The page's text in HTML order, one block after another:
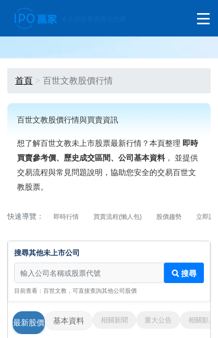
首頁 百世文教股價行情
百世文教股價行情與買賣資訊
想了解百世文教未上市股票最新行情？本頁整理 即時
買賣參考價、歷史成交區間、公司基本資料， 並提供
交易流程與常見問題說明，協助您安全的交易百世文
教股票。
快速導覽： 即時行情 買賣流程(懶人包) 股價趨勢 立即詢
搜尋其他未上市公司
搜尋其他未上市公司
搜尋
目前查看：百世文教，可直接查詢其他公司股價
最新股價 基本資料 相關新聞 重大公告 相關影片